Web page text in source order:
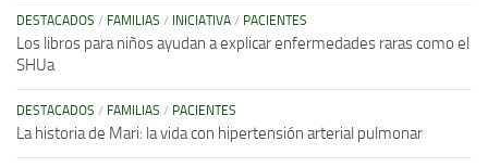
DESTACADOS / FAMILIAS / INICIATIVA / PACIENTES
Los libros para niños ayudan a explicar enfermedades raras como el
SHUa
DESTACADOS / FAMILIAS / PACIENTES
La historia de Mari: la vida con hipertensión arterial pulmonar